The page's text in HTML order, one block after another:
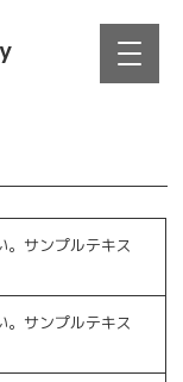
。サンプルテキス
。サンプルテキス